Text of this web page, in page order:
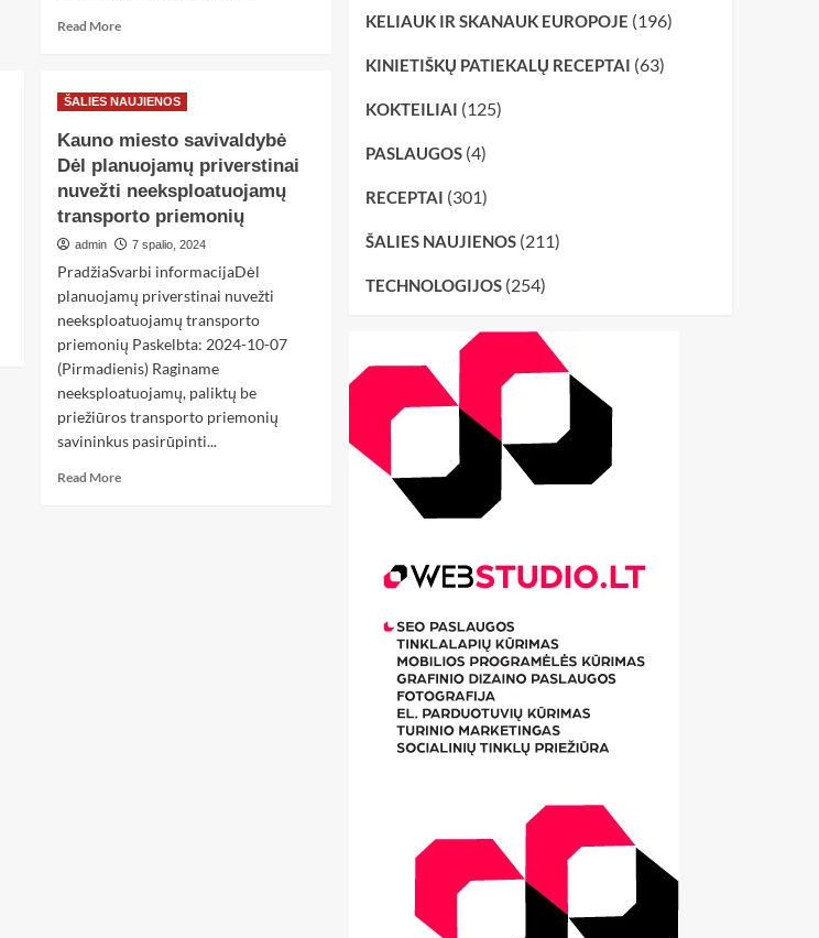
Read More
ŠALIES NAUJIENOS
Kauno miesto savivaldybė
Dėl planuojamų priverstinai
nuvežti neeksploatuojamų
transporto priemonių
admin 7 spalio, 2024
PradžiaSvarbi informacijaDėl
planuojamų priverstinai nuvežti
neeksploatuojamų transporto
priemonių Paskelbta: 2024-10-07
(Pirmadienis) Raginame
neeksploatuojamų, paliktų be
priežiūros transporto priemonių
savininkus pasirūpinti...
Read More
KELIAUK IR SKANAUK EUROPOJE (196)
KINIETIŠKŲ PATIEKALŲ RECEPTAI (63)
KOKTEILIAI (125)
PASLAUGOS(4)
RECEPTAI (301)
ŠALIES NAUJIENOS(211)
TECHNOLOGIJOS(254)